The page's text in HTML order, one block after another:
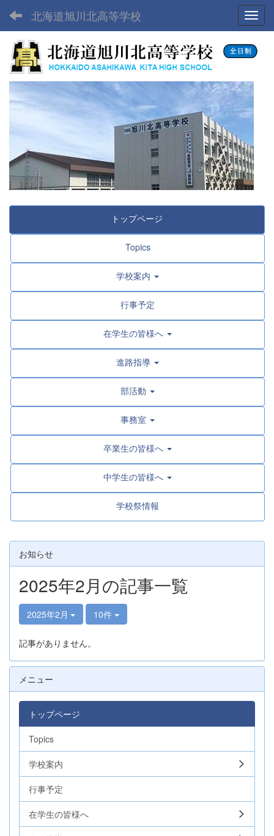
北海道旭川北高等学校
トップページ
Topics
学校案内
行事予定
在学生の皆様へ
進路指導
部活動
事務室
卒業生の皆様へ
中学生の皆様へ
学校祭情報
お知らせ
2025年2月の記事一覧
2025年2月 10件
記事がありません。
メニュー
トップページ
Topics
学校案内
行事予定
在学生の皆様へ